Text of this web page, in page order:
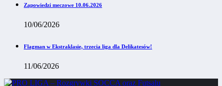
Zapowiedzi meczowe 10.06.2026
10/06/2026
Flagman w Ekstraklasie, trzecia liga dla Delikatesów!
11/06/2026